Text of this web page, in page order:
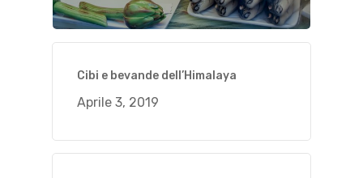
Cibi e bevande dell’Himalaya
Aprile 3, 2019